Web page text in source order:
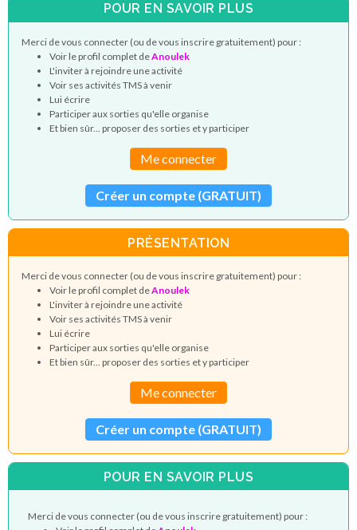
POUR EN SAVOIR PLUS
Merci de vous connecter (ou de vous inscrire gratuitement) pour :
Voir le profil complet deAnoulek
L'inviter à rejoindre une activité
Voir ses activités TMS à venir
Lui écrire
Participer aux sorties qu'elle organise
Et bien sûr... proposer des sorties et y participer
Me connecter
Créer un compte (GRATUIT)
PRÉSENTATION
Merci de vous connecter (ou de vous inscrire gratuitement) pour :
Voir le profil complet deAnoulek
L'inviter à rejoindre une activité
Voir ses activités TMS à venir
Lui écrire
Participer aux sorties qu'elle organise
Et bien sûr... proposer des sorties et y participer
Me connecter
Créer un compte (GRATUIT)
POUR EN SAVOIR PLUS
Merci de vous connecter (ou de vous inscrire gratuitement) pour :